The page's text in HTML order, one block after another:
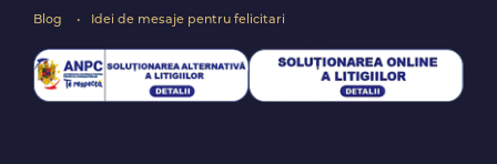
Blog Idei de mesaje pentru felicitari